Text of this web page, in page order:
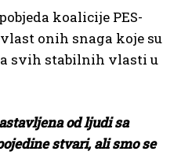
koalicije PES-
onih snaga koje su
svih stabilnih vlasti u
od ljudi sa
stvari, ali smo se